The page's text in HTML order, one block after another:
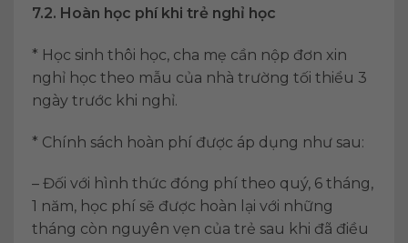
7.2. Hoàn học phí khi trẻ nghỉ học
* Học sinh thôi học, cha mẹ cần nộp đơn xin
nghỉ học theo mẫu của nhà trường tối thiểu 3
ngày trước khi nghỉ.
* Chính sách hoàn phí được áp dụng như sau:
– Đối với hình thức đóng phí theo quý, 6 tháng,
1 năm, học phí sẽ được hoàn lại với những
tháng còn nguyên vẹn của trẻ sau khi đã điều